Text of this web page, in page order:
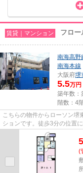
賃貸｜マンション フロー
南海高野
南海本線
大阪府堺
5.5万円
築年数：
階数：4
こちらの物件からローソン堺
ションです。徒歩3分の位置
ごみ捨ての煩わしさを軽減しま
(